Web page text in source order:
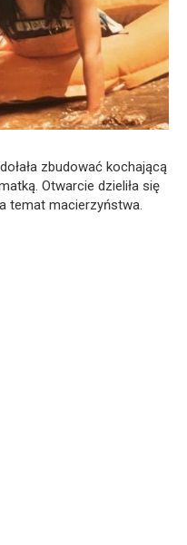
zbudować kochającą
Otwarcie dzieliła się
temat macierzyństwa.